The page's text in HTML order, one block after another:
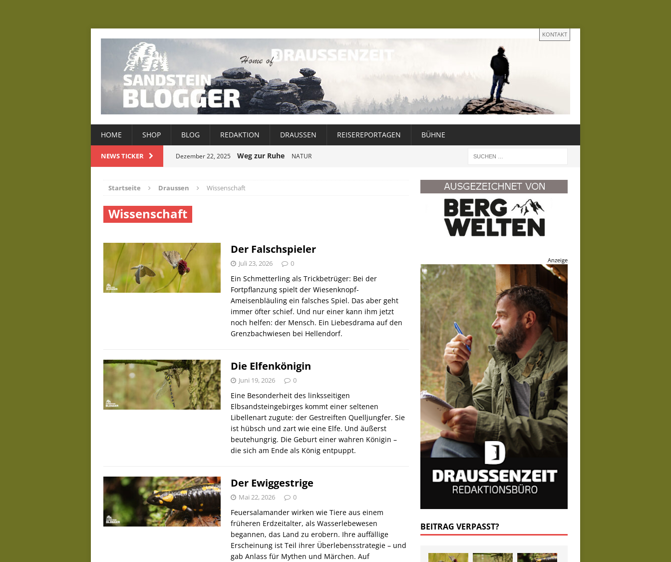
KONTAKT
HOME SHOP BLOG REDAKTION DRAUSSEN REISEREPORTAGEN BÜHNE
NEWS TICKER Dezember 22, 2025 Weg zur Ruhe NATUR
Mai 22, 2026
Startseite Draussen Wissenschaft
Wissenschaft
Der Falschspieler
Juli 23, 2026 0
Ein Schmetterling als Trickbetrüger: Bei der
Fortpflanzung spielt der Wiesenknopf-
Ameisenbläuling ein falsches Spiel. Das aber geht
immer öfter schief. Und nur einer kann ihm jetzt
noch helfen: der Mensch. Ein Liebesdrama auf den
Grenzbachwiesen bei Hellendorf.
Die Elfenkönigin
Juni 19, 2026 0
Eine Besonderheit des linksseitigen
Elbsandsteingebirges kommt einer seltenen
Libellenart zugute: der Gestreiften Quelljungfer. Sie
ist hübsch und zart wie eine Elfe. Und äußerst
beutehungrig. Die Geburt einer wahren Königin –
die sich am Ende als König entpuppt.
Der Ewiggestrige
Mai 22, 2026 0
Feuersalamander wirken wie Tiere aus einem
früheren Erdzeitalter, als Wasserlebewesen
begannen, das Land zu erobern. Ihre auffällige
Erscheinung ist Teil ihrer Überlebensstrategie – und
gab Anlass für Mythen und Märchen. Auf
Anzeige
BEITRAG VERPASST?